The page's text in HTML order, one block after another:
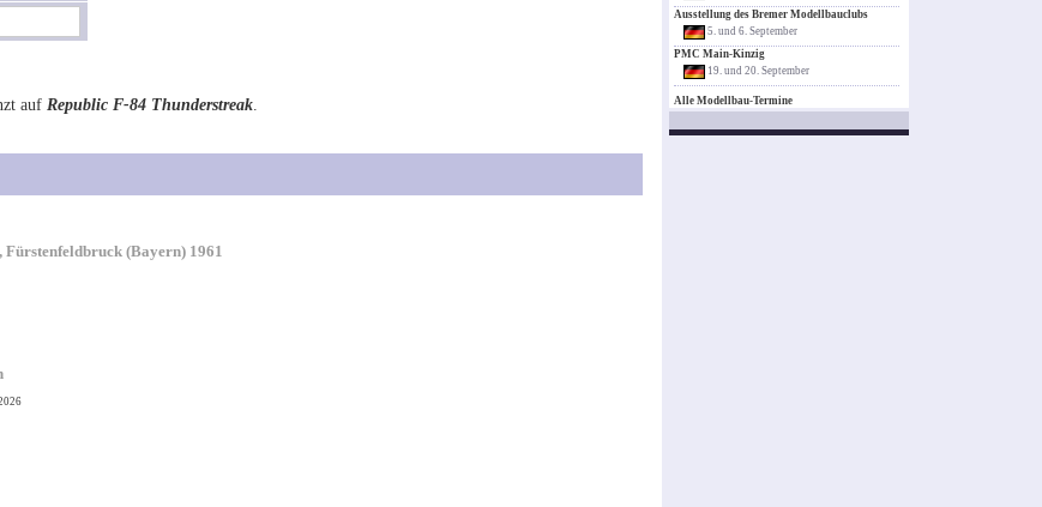
auf Republic F-84 Thunderstreak.
(Bayern) 1961
Ausstellung des Bremer Modellbauclubs
5. und 6. September
PMC Main-Kinzig
19. und 20. September
Alle Modellbau-Termine